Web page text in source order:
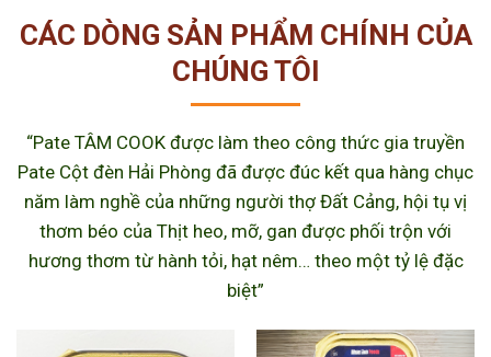
CÁC DÒNG SẢN PHẨM CHÍNH CỦA
CHÚNG TÔI
“Pate TÂM COOK được làm theo công thức gia truyền
Pate Cột đèn Hải Phòng đã được đúc kết qua hàng chục
năm làm nghề của những người thợ Đất Cảng, hội tụ vị
thơm béo của Thịt heo, mỡ, gan được phối trộn với
hương thơm từ hành tỏi, hạt nêm… theo một tỷ lệ đặc
biệt”